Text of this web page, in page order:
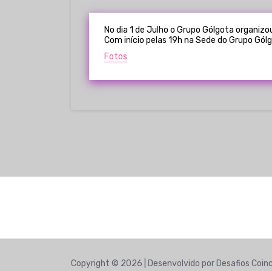
No dia 1 de Julho o Grupo Gólgota
Com início pelas 19h na Sede do Grupo
Fotos
Copyright © 2026 | Desenvolvido por Desafios